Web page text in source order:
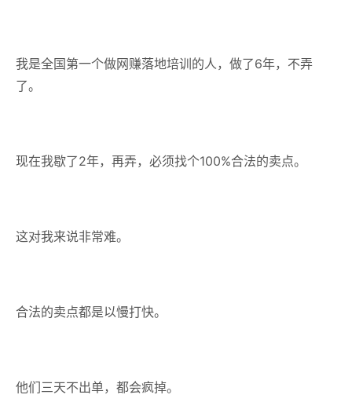
我是全国第一个做网赚落地培训的人，做了6年，不弄
了。
现在我歇了2年，再弄，必须找个100%合法的卖点。
这对我来说非常难。
合法的卖点都是以慢打快。
他们三天不出单，都会疯掉。